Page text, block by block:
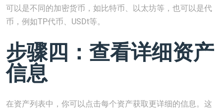
可以是不同的加密货币，如比特币、以太坊等，也可以是代
币，例如TP代币、USDt等。
步骤四：查看详细资产
信息
在资产列表中，你可以点击每个资产获取更详细的信息。这